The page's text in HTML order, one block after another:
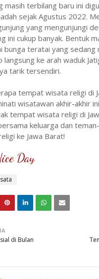
masih terbilang baru ini
sejak Agustus 2022.
yang mengunjungi
ini cukup banyak. Bentuk
bunga teratai yang sedang
langsung ke arah waduk
tarik tersendiri.
tempat wisata religi di
wisatawan akhir-akhir
tempat wisata religi di
keluarga dan
ke Jawa Barat!
Day
di Bulan